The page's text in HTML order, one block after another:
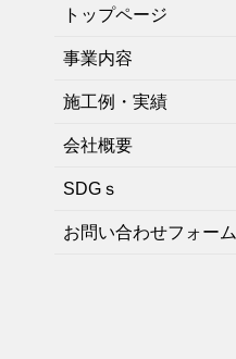
トップページ
事業内容
施工例・実績
会社概要
SDGｓ
お問い合わせフォーム